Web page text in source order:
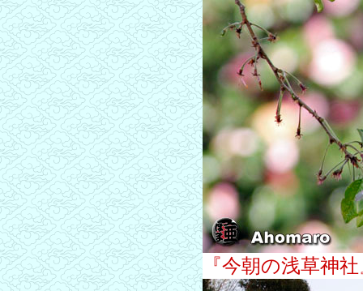
『今朝の浅草神